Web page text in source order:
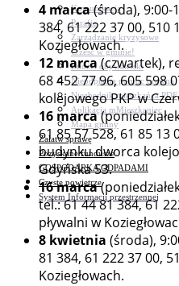
Komunikacja
Parafie
Zarządzanie kryzysowe
C.ześć w gminie!
Budżet obywatelski
Nieodpłatna pomoc prawna
Niezbędnik mieszkańca PDF
Aplikacja mMieszkaniec
Mapa gminy
Załatw sprawę
Pozyskane fundusze
GOSPODARKA ODPADAMI
Czyste powietrze
System Informacji przestrzennej
4 marca(środa), 9:00-
384, 61 222 37 00, 510
Koziegłowach.
12 marca(czwartek),
68 452 77 96, 605 598
kolejowego PKP w
16 marca
61 85 57 528, 61 85 13
budynku dworca
Gdyńska 53.
16 marca
tel.: 61 44 81 384, 61
pływalni w
8 kwietnia (środa),
81 384, 61 222 37 00,
Koziegłowach.